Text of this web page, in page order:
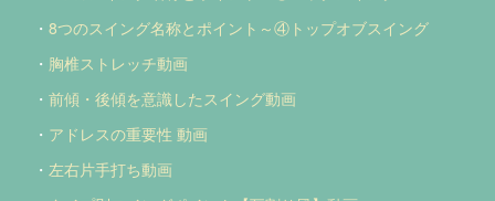
・ 8つのスイング名称とポイント～④トップオブスイング
・ 胸椎ストレッチ動画
・ 前傾・後傾を意識したスイング動画
・ アドレスの重要性 動画
・ 左右片手打ち動画